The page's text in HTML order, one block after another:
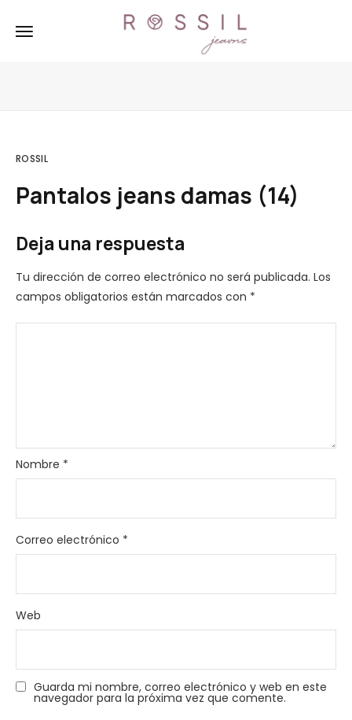
ROSSIL
Pantalos jeans damas (14)
Deja una respuesta
Tu dirección de correo electrónico no será publicada. Los
campos obligatorios están marcados con *
Nombre *
Correo electrónico *
Web
Guarda mi nombre, correo electrónico y web en este
navegador para la próxima vez que comente.